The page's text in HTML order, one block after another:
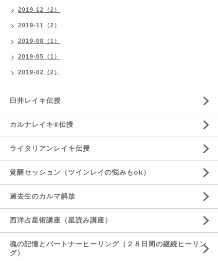
2019-12（2）
2019-11（2）
2019-08（1）
2019-05（1）
2019-02（2）
臼井レイキ伝授
カルナレイキ®伝授
ライタリアンレイキ伝授
覚醒セッション（ツインレイの悩みもok）
過去生のカルマ解放
西洋占星術講座（星読み講座）
魂の記憶とパートナーヒーリング（２８日間の継続ヒーリン
グ）